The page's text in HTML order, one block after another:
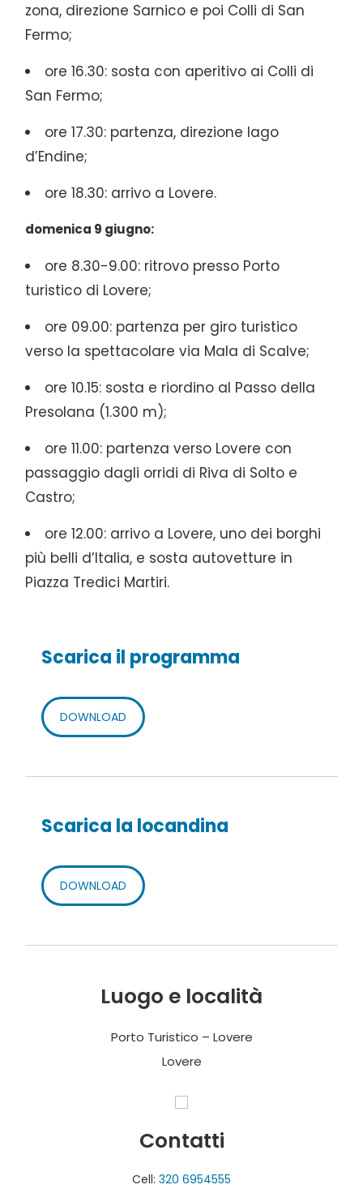
zona, direzione Sarnico e poi Colli di San
Fermo;
ore 16.30: sosta con aperitivo ai Colli di
San Fermo;
ore 17.30: partenza, direzione lago
d’Endine;
ore 18.30: arrivo a Lovere.
domenica 9 giugno:
ore 8.30-9.00: ritrovo presso Porto
turistico di Lovere;
ore 09.00: partenza per giro turistico
verso la spettacolare via Mala di Scalve;
ore 10.15: sosta e riordino al Passo della
Presolana (1.300 m);
ore 11.00: partenza verso Lovere con
passaggio dagli orridi di Riva di Solto e
Castro;
ore 12.00: arrivo a Lovere, uno dei borghi
più belli d’Italia, e sosta autovetture in
Piazza Tredici Martiri.
Scarica il programma
DOWNLOAD
Scarica la locandina
DOWNLOAD
Luogo e località
Porto Turistico – Lovere
Lovere
Contatti
Cell: 320 6954555